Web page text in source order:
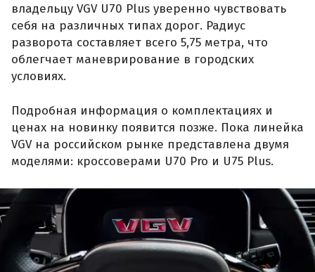
владельцу VGV U70 Plus уверенно чувствовать
себя на различных типах дорог. Радиус
разворота составляет всего 5,75 метра, что
облегчает маневрирование в городских
условиях.
Подробная информация о комплектациях и
ценах на новинку появится позже. Пока линейка
VGV на российском рынке представлена двумя
моделями: кроссоверами U70 Pro и U75 Plus.